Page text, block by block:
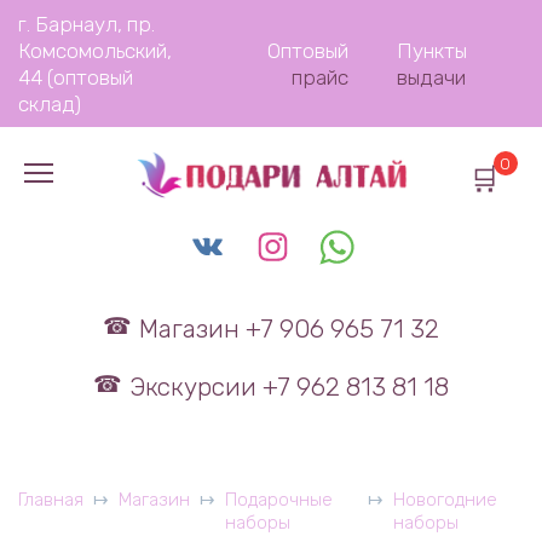
Перейти
содержанию
г. Барнаул, пр.
Комсомольский,
44 (оптовый
склад)
Оптовый
прайс
Пункты
выдачи
Магазин +7 906 965 71 32
Экскурсии +7 962 813 81 18
0
Главная Магазин
Подарочные
наборы
Новогодние
наборы